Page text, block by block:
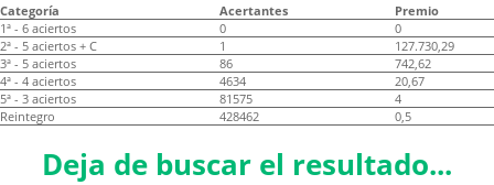
Categoría Acertantes
Premio
1ª - 6 aciertos
0
0
2ª - 5 aciertos + C
1
127.730,29
3ª - 5 aciertos
86
742,62
4ª - 4 aciertos
4634
20,67
5ª - 3 aciertos
81575
4
Reintegro
428462 0,5
Deja de buscar el resultado...